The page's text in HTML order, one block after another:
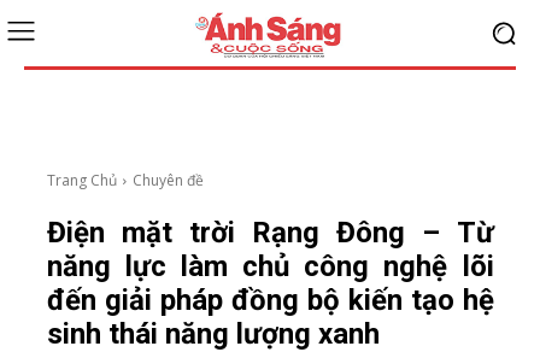
Trang Chủ Chuyên đề
Điện mặt trời Rạng Đông – Từ
năng lực làm chủ công nghệ lõi
đến giải pháp đồng bộ kiến tạo hệ
sinh thái năng lượng xanh